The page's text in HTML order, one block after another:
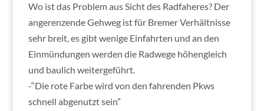
Wo ist das Problem aus Sicht des Radfaheres? Der
angerenzende Gehweg ist für Bremer Verhältnisse
sehr breit, es gibt wenige Einfahrten und an den
Einmündungen werden die Radwege höhengleich
und baulich weitergeführt.
-“Die rote Farbe wird von den fahrenden Pkws
schnell abgenutzt sein”